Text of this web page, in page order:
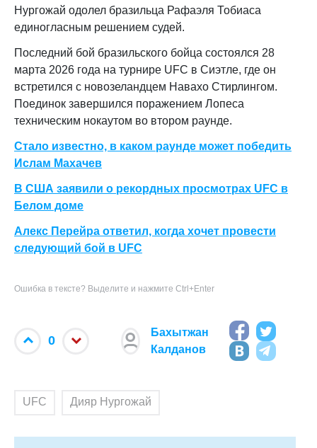
Нургожай одолел бразильца Рафаэля Тобиаса
единогласным решением судей.
Последний бой бразильского бойца состоялся 28
марта 2026 года на турнире UFC в Сиэтле, где он
встретился с новозеландцем Навахо Стирлингом.
Поединок завершился поражением Лопеса
техническим нокаутом во втором раунде.
Стало известно, в каком раунде может победить
Ислам Махачев
В США заявили о рекордных просмотрах UFC в
Белом доме
Алекс Перейра ответил, когда хочет провести
следующий бой в UFC
Ошибка в тексте? Выделите и нажмите Ctrl+Enter
0
Бахытжан
Калданов
UFC Дияр Нургожай